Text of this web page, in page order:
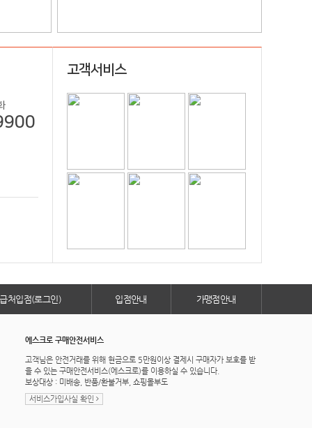
고객서비스
처입점(로그인) 입점안내 가맹점안내
에스크로 구매안전서비스
고객님은 안전거래를 위해 현금으로 5만원이상 결제시 구매자가 보호를 받
을 수 있는 구매안전서비스(에스크로)를 이용하실 수 있습니다.
보상대상 : 미배송, 반품/환불거부, 쇼핑몰부도
서비스가입사실 확인